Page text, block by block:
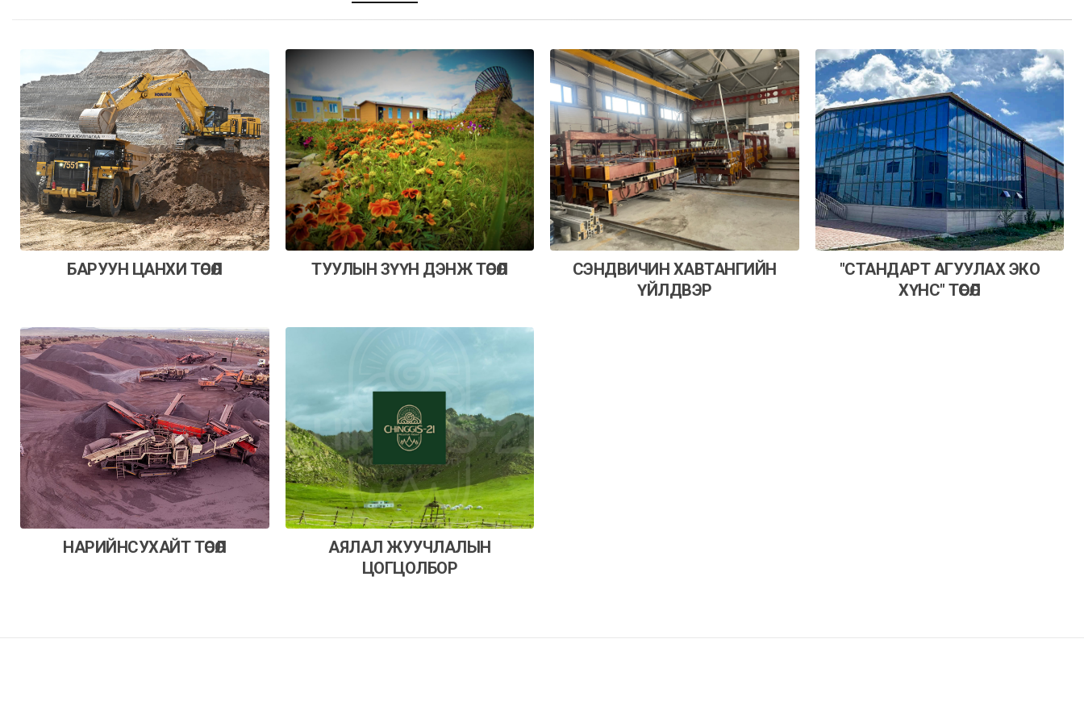
БАРУУН ЦАНХИ ТӨСӨЛ ТУУЛЫН ЗҮҮН ДЭНЖ ТӨСӨЛ
СЭНДВИЧИН ХАВТАНГИЙН
ҮЙЛДВЭР
"СТАНДАРТ АГУУЛАХ ЭКО
ХҮНС" ТӨСӨЛ
НАРИЙНСУХАЙТ ТӨСӨЛ
АЯЛАЛ ЖУУЧЛАЛЫН
ЦОГЦОЛБОР